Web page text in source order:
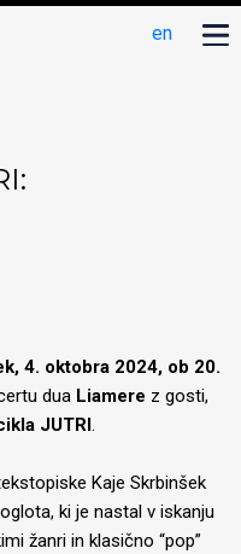
en
4. oktobra 2024, ob 20.
dua Liamere z gosti,
JUTRI.
Kaje Skrbinšek
ki je nastal v iskanju
žanri in klasično “pop”